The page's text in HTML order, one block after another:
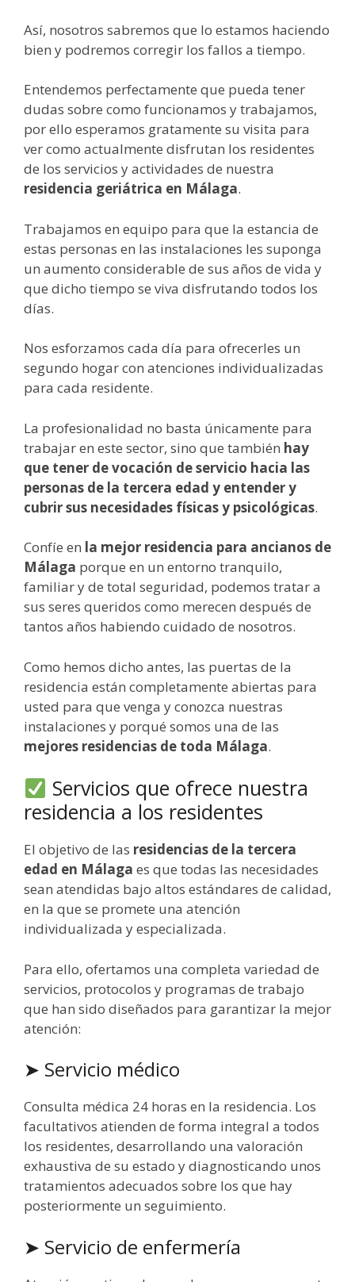
Así, nosotros sabremos que lo estamos haciendo
bien y podremos corregir los fallos a tiempo.
Entendemos perfectamente que pueda tener
dudas sobre como funcionamos y trabajamos,
por ello esperamos gratamente su visita para
ver como actualmente disfrutan los residentes
de los servicios y actividades de nuestra
residencia geriátrica en Málaga.
Trabajamos en equipo para que la estancia de
estas personas en las instalaciones les suponga
un aumento considerable de sus años de vida y
que dicho tiempo se viva disfrutando todos los
días.
Nos esforzamos cada día para ofrecerles un
segundo hogar con atenciones individualizadas
para cada residente.
La profesionalidad no basta únicamente para
trabajar en este sector, sino que también hay
que tener de vocación de servicio hacia las
personas de la tercera edad y entender y
cubrir sus necesidades físicas y psicológicas.
Confíe en la mejor residencia para ancianos de
Málaga porque en un entorno tranquilo,
familiar y de total seguridad, podemos tratar a
sus seres queridos como merecen después de
tantos años habiendo cuidado de nosotros.
Como hemos dicho antes, las puertas de la
residencia están completamente abiertas para
usted para que venga y conozca nuestras
instalaciones y porqué somos una de las
mejores residencias de toda Málaga.
Servicios que ofrece nuestra
residencia a los residentes
El objetivo de las residencias de la tercera
edad en Málaga es que todas las necesidades
sean atendidas bajo altos estándares de calidad,
en la que se promete una atención
individualizada y especializada.
Para ello, ofertamos una completa variedad de
servicios, protocolos y programas de trabajo
que han sido diseñados para garantizar la mejor
atención:
➤ Servicio médico
Consulta médica 24 horas en la residencia. Los
facultativos atienden de forma integral a todos
los residentes, desarrollando una valoración
exhaustiva de su estado y diagnosticando unos
tratamientos adecuados sobre los que hay
posteriormente un seguimiento.
➤ Servicio de enfermería